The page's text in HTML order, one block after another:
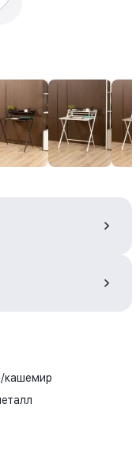
кашемир